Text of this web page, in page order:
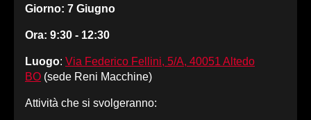
Giorno: 7 Giugno
Ora: 9:30 - 12:30
Luogo: Via Federico Fellini, 5/A, 40051 Altedo
BO (sede Reni Macchine)
Attività che si svolgeranno: